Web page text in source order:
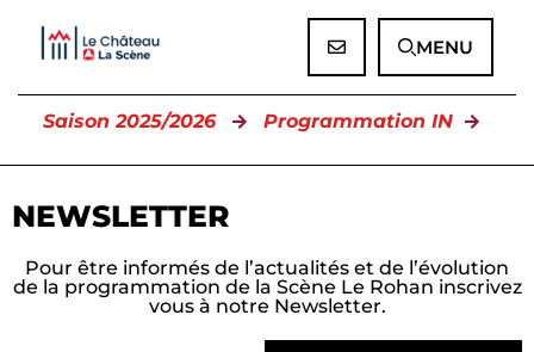
MENU
Saison 2025/2026 Programmation IN
NEWSLETTER
Pour être informés de l’actualités et de l’évolution
de la programmation de la Scène Le Rohan inscrivez
vous à notre Newsletter.
Panneau de gestion des cookies